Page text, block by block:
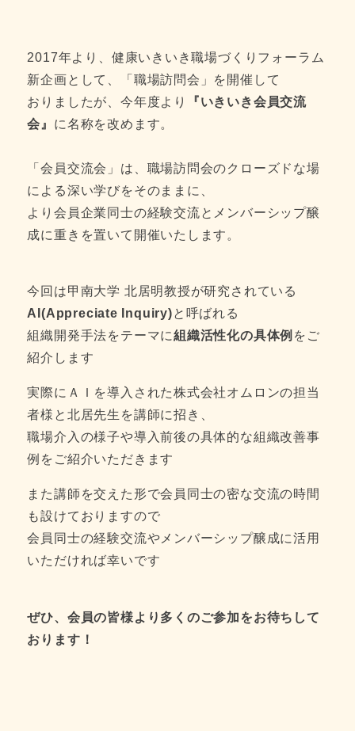
2017年より、健康いきいき職場づくりフォーラム
新企画として、「職場訪問会」を開催して
おりましたが、今年度より
『いきいき会員交流
会』 に名称を改めます。
「会員交流会」は、職場訪問会のクローズドな場
による深い学びをそのままに、
より会員企業同士の経験交流とメンバーシップ醸
成に重きを置いて開催いたします。
今回は甲南大学 北居明教授が研究されている
AI(Appreciate Inquiry)と呼ばれる
組織開発手法をテーマに組織活性化の具体例 をご
紹介します
実際にＡＩを導入された株式会社オムロンの担当
者様と北居先生を講師に招き、
職場介入の様子や導入前後の具体的な組織改善事
例をご紹介いただきます
また講師を交えた形で会員同士の密な交流の時間
も設けておりますので
会員同士の経験交流やメンバーシップ醸成に活用
いただければ幸いです
ぜひ、会員の皆様より多くのご参加をお待ちして
おります！